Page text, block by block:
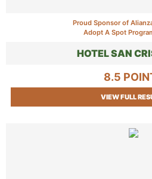
Proud Sponsor of
Adopt A Spot
HOTEL SAN
8.5
VIEW FULL